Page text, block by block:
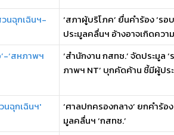
นฉุกเฉินฯ-
‘สภาผู้บริโภค’ ยื่นคำร้อง ‘รอ
ประมูลคลื่นฯ อ้างอาจเกิดควา
‘สหภาพฯ
‘สำนักงาน กสทช.’ จัดประมูล
ภาพฯ NT’ บุกคัดค้าน ชี้มีผู้ปร
ฉุกเฉินฯ'
‘ศาลปกครองกลาง’ ยกคำร้อ
มูลคลื่นฯ ‘กสทช.’